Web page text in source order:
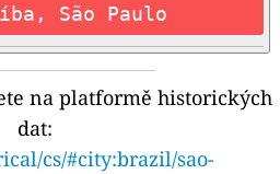
São Paulo
na platformě historických
dat:
cs/#city:brazil/sao-